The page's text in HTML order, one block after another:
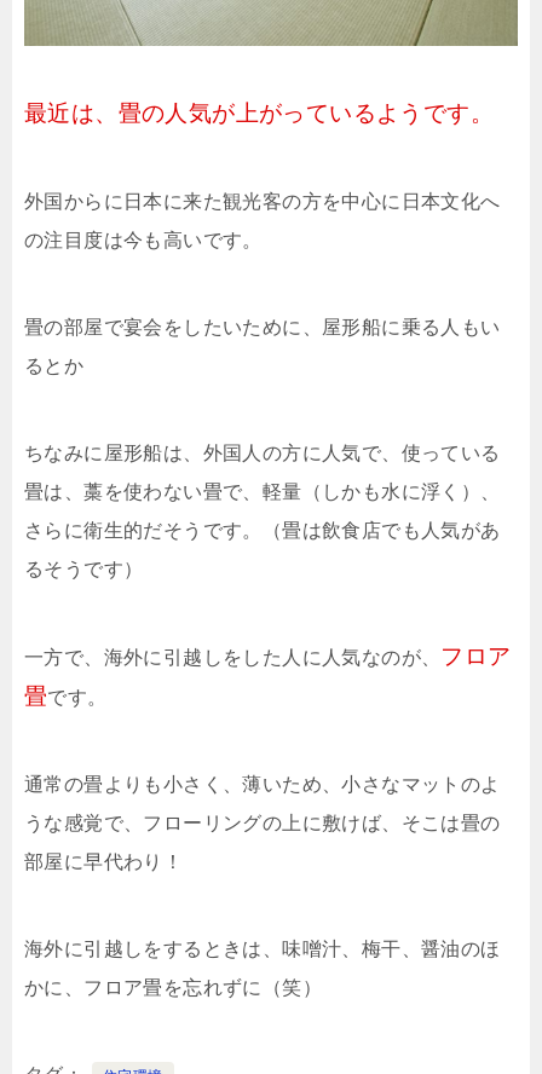
最近は、畳の人気が上がっているようです。
外国からに日本に来た観光客の方を中心に日本文化へ
の注目度は今も高いです。
畳の部屋で宴会をしたいために、屋形船に乗る人もい
るとか
ちなみに屋形船は、外国人の方に人気で、使っている
畳は、藁を使わない畳で、軽量（しかも水に浮く）、
さらに衛生的だそうです。（畳は飲食店でも人気があ
るそうです）
一方で、海外に引越しをした人に人気なのが、 フロア
畳です。
通常の畳よりも小さく、薄いため、小さなマットのよ
うな感覚で、フローリングの上に敷けば、そこは畳の
部屋に早代わり！
海外に引越しをするときは、味噌汁、梅干、醤油のほ
かに、フロア畳を忘れずに（笑）